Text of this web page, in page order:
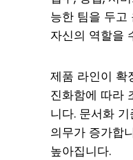
능한 팀을 두고
자신의 역할을
제품 라인이 확
진화함에 따라
니다. 문서화
의무가 증가합
높아집니다.